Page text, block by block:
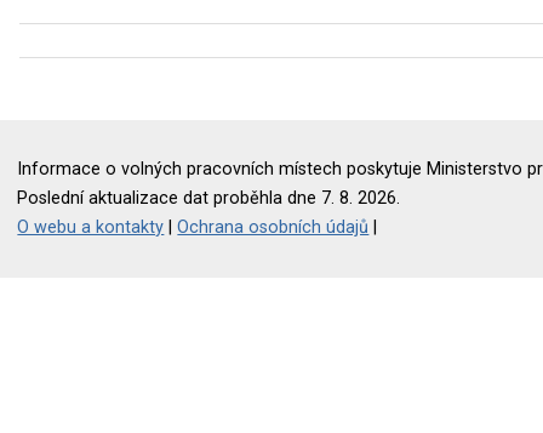
Informace o volných pracovních místech poskytuje Ministerstvo
Poslední aktualizace dat proběhla dne 7. 8. 2026.
O webu a kontakty |Ochrana osobních údajů